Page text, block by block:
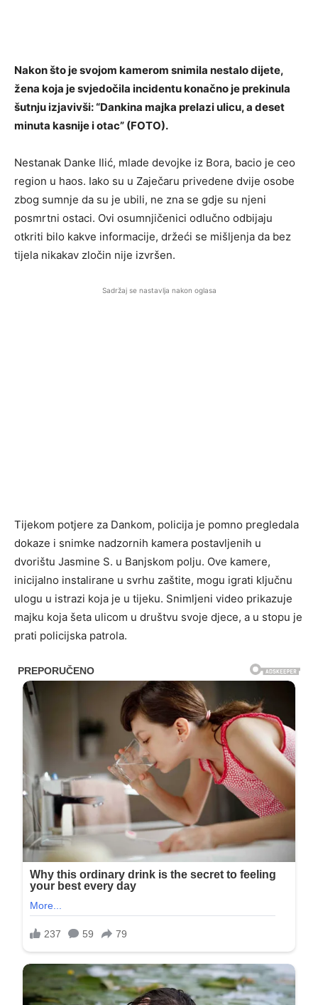
Nakon što je svojom kamerom snimila nestalo dijete,
žena koja je svjedočila incidentu konačno je prekinula
šutnju izjavivši: “Dankina majka prelazi ulicu, a deset
minuta kasnije i otac” (FOTO).
Nestanak Danke Ilić, mlade devojke iz Bora, bacio je ceo
region u haos. Iako su u Zaječaru privedene dvije osobe
zbog sumnje da su je ubili, ne zna se gdje su njeni
posmrtni ostaci. Ovi osumnjičenici odlučno odbijaju
otkriti bilo kakve informacije, držeći se mišljenja da bez
tijela nikakav zločin nije izvršen.
Sadržaj se nastavlja nakon oglasa
Tijekom potjere za Dankom, policija je pomno pregledala
dokaze i snimke nadzornih kamera postavljenih u
dvorištu Jasmine S. u Banjskom polju. Ove kamere,
inicijalno instalirane u svrhu zaštite, mogu igrati ključnu
ulogu u istrazi koja je u tijeku. Snimljeni video prikazuje
majku koja šeta ulicom u društvu svoje djece, a u stopu je
prati policijska patrola.